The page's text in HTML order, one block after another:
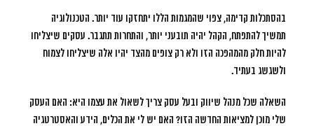
בהסתכלות קדימה, צפוי שהמגמות הללו יתחזקו עוד יותר. הטכנולוגיה
תמשיך להתפתח, הקהל יהיה תובעני יותר, והתחרות תתגבר. עסקים שיצליחו
להיות חלק מהמהפכה הזו ולא רק צופים מהצד יהיו אלה שיצליחו לצמוח
ולשגשג בעתיד.
השאלה שכל מנהל שיווק ובעל עסק צריך לשאול את עצמו היא: האם העסק
שלי מוכן למציאות החדשה הזו? האם יש לי את הכלים, הידע והאסטרטגיה